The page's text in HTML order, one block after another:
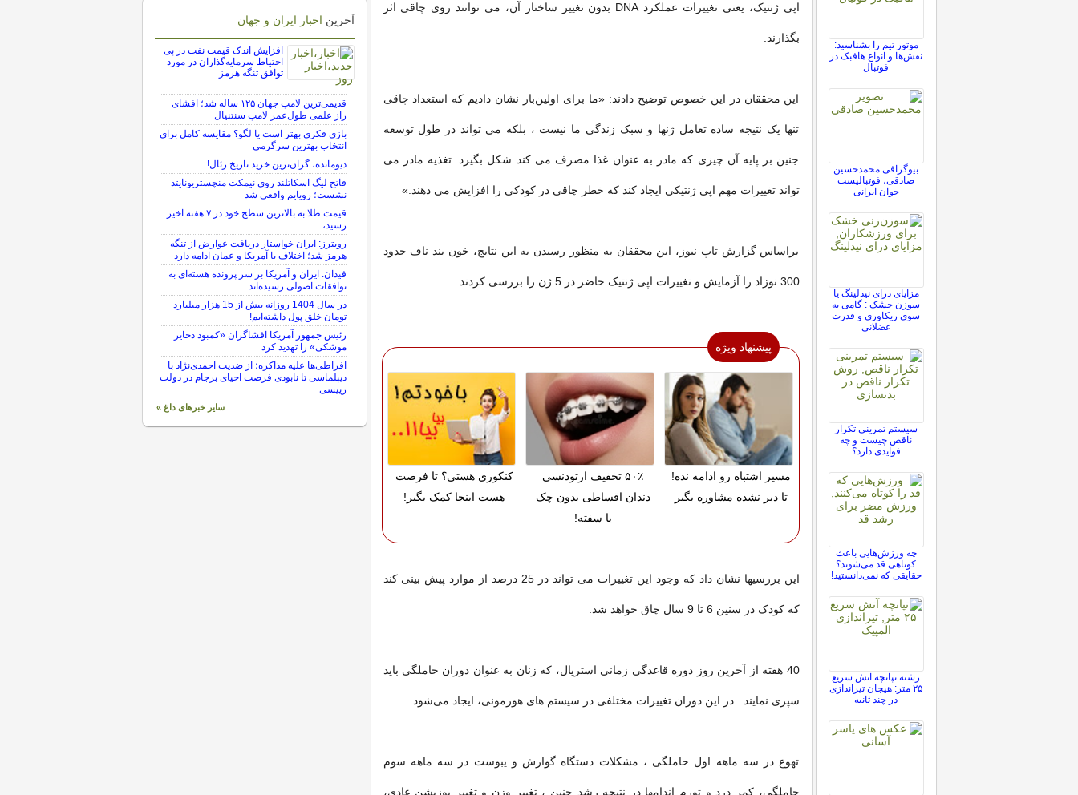
اپی ژنتیک، یعنی تغییرات عملکرد DNA بدون تغییر ساختار آن، می توانند روی چاقی اثر
بگذارند.
این محققان در این خصوص توضیح دادند: «ما برای اولین‌بار نشان دادیم که استعداد چاقی
تنها یک نتیجه ساده تعامل ژنها و سبک زندگی ما نیست ، بلکه می تواند در طول توسعه
جنین بر پایه آن چیزی که مادر به عنوان غذا مصرف می کند شکل بگیرد. تغذیه مادر می
تواند تغییرات مهم اپی ژنتیکی ایجاد کند که خطر چاقی در کودکی را افزایش می دهند.»
براساس گزارش تاپ نیوز، این محققان به منظور رسیدن به این نتایج، خون بند ناف حدود
300 نوزاد را آزمایش و تغییرات اپی ژنتیک حاضر در 5 ژن را بررسی کردند.
پیشنهاد ویژه
مسیر اشتباه رو ادامه نده!
تا دیر نشده مشاوره بگیر
۵۰٪ تخفیف ارتودنسی
دندان اقساطی بدون چک
یا سفته!
کنکوری هستی؟ تا فرصت
هست اینجا کمک بگیر!
این بررسیها نشان داد که وجود این تغییرات می تواند در 25 درصد از موارد پیش بینی کند
که کودک در سنین 6 تا 9 سال چاق خواهد شد.
40 هفته از آخرین روز دوره قاعدگی زمانی استريال، كه زنان به عنوان دوران حاملگی باید
سپری نمایند . در این دوران تغییرات مختلفی در سیستم های هورمونی، ایجاد می‌شود .
تهوع در سه ماهه اول حاملگی ، مشكلات دستگاه گوارش و یبوست در سه ماهه سوم
حاملگی، كمر درد و تورم اندامها در نتیجه رشد جنین ، تغییر وزن و تغییر پوزیشن عادی،
موتور تیم را بشناسید:
نقش‌ها و انواع هافبک در
فوتبال
بیوگرافی محمدحسین
صادقی، فوتبالیست
جوان ایرانی
مزایای درای نیدلینگ یا
سوزن خشک : گامی به
سوی ریکاوری و قدرت
عضلانی
سیستم تمرینی تکرار
ناقص چیست و چه
فوایدی دارد؟
چه ورزش‌هایی باعث
کوتاهی قد می‌شوند؟
حقایقی که نمی‌دانستید!
رشته تپانچه آتش سریع
۲۵ متر: هیجان تیراندازی
در چند ثانیه
آخرین اخبار ایران و جهان
افزایش اندک قیمت نفت در پی
احتیاط سرمایه‌گذاران در مورد
توافق تنگه هرمز
قدیمی‌ترین لامپ جهان ۱۲۵ ساله شد؛ افشای
راز علمی طول‌عمر لامپ سنتنیال
بازی فکری بهتر است یا لگو؟ مقایسه کامل برای
انتخاب بهترین سرگرمی
دیومانده، گران‌ترین خرید تاریخ رئال!
فاتح لیگ اسکاتلند روی نیمکت منچستریونایتد
نشست؛ رویایم واقعی شد
قیمت طلا به بالاترین سطح خود در ۷ هفته اخیر
رسید،
رویترز: ایران خواستار دریافت عوارض از تنگه
هرمز شد؛ اختلاف با آمریکا و عمان ادامه دارد
فیدان: ایران و آمریکا بر سر پرونده هسته‌ای به
توافقات اصولی رسیده‌اند
در سال 1404 روزانه بیش از 15 هزار میلیارد
تومان خلق پول داشته‌ایم!
رئیس جمهور آمریکا افشاگران «کمبود ذخایر
موشکی» را تهدید کرد
افراطی‌ها علیه مذاکره؛ از ضدیت احمدی‌نژاد با
دیپلماسی تا نابودی فرصت احیای برجام در دولت
رییسی
سایر خبرهای داغ »